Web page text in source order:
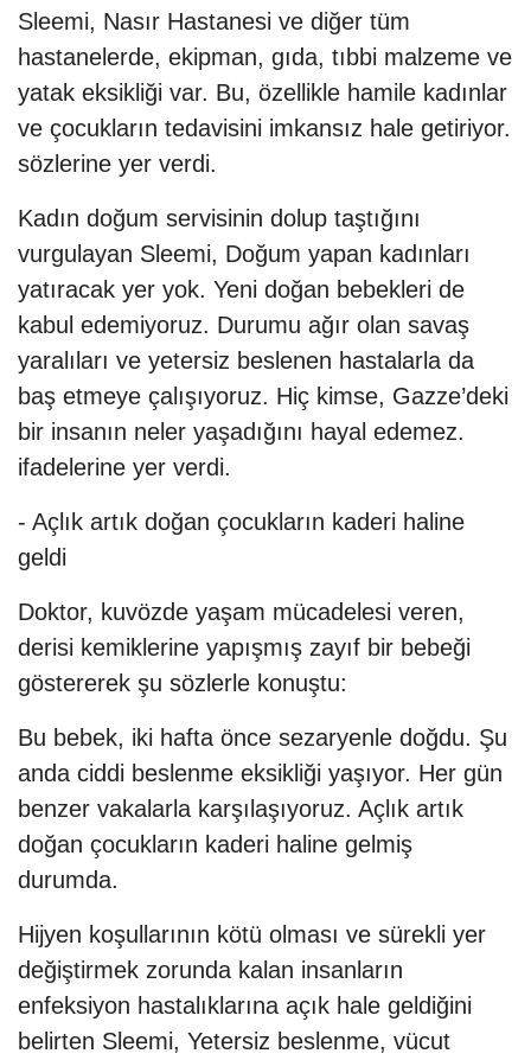
Sleemi, Nasır Hastanesi ve diğer tüm
hastanelerde, ekipman, gıda, tıbbi malzeme ve
yatak eksikliği var. Bu, özellikle hamile kadınlar
ve çocukların tedavisini imkansız hale getiriyor.
sözlerine yer verdi.
Kadın doğum servisinin dolup taştığını
vurgulayan Sleemi, Doğum yapan kadınları
yatıracak yer yok. Yeni doğan bebekleri de
kabul edemiyoruz. Durumu ağır olan savaş
yaralıları ve yetersiz beslenen hastalarla da
baş etmeye çalışıyoruz. Hiç kimse, Gazze’deki
bir insanın neler yaşadığını hayal edemez.
ifadelerine yer verdi.
- Açlık artık doğan çocukların kaderi haline
geldi
Doktor, kuvözde yaşam mücadelesi veren,
derisi kemiklerine yapışmış zayıf bir bebeği
göstererek şu sözlerle konuştu:
Bu bebek, iki hafta önce sezaryenle doğdu. Şu
anda ciddi beslenme eksikliği yaşıyor. Her gün
benzer vakalarla karşılaşıyoruz. Açlık artık
doğan çocukların kaderi haline gelmiş
durumda.
Hijyen koşullarının kötü olması ve sürekli yer
değiştirmek zorunda kalan insanların
enfeksiyon hastalıklarına açık hale geldiğini
belirten Sleemi, Yetersiz beslenme, vücut